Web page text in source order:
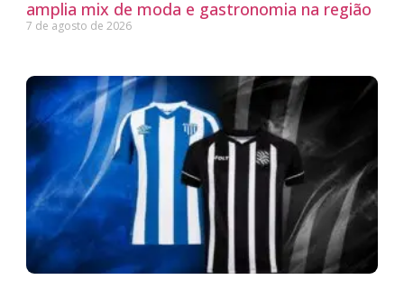
amplia mix de moda e gastronomia na região
7 de agosto de 2026